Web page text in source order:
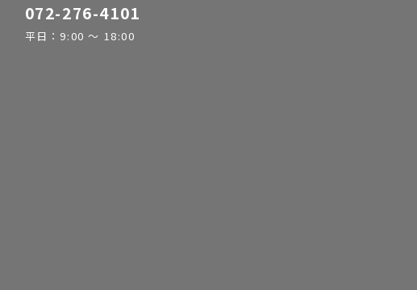
072-276-4101
平日：9:00 ～ 18:00